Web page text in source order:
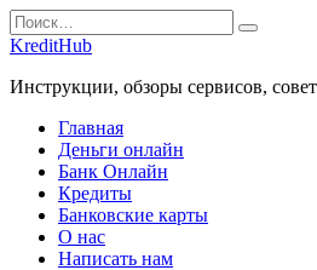
Перейти
к
Search
for:
KreditHub
Инструкции, обзоры сервисов,
Главная
Деньги онлайн
Банк Онлайн
Кредиты
Банковские карты
О нас
Написать нам